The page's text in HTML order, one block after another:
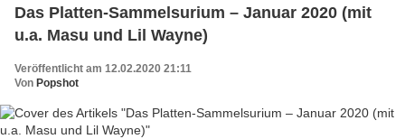
Das Platten-Sammelsurium – Januar 2020 (mit
u.a. Masu und Lil Wayne)
Veröffentlicht am 12.02.2020 21:11
Von Popshot